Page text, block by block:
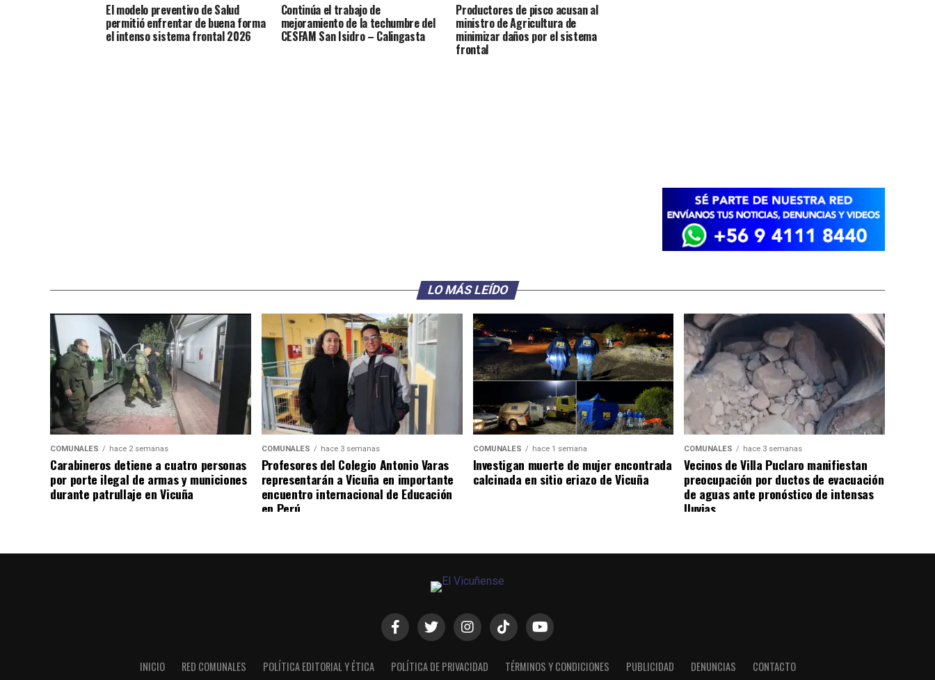
El modelo preventivo de Salud
permitió enfrentar de buena forma
el intenso sistema frontal 2026
Continúa el trabajo de
mejoramiento de la techumbre del
CESFAM San Isidro – Calingasta
Productores de pisco acusan al
ministro de Agricultura de
minimizar daños por el sistema
frontal
LO MÁS LEÍDO
COMUNALES hace 2 semanas
Carabineros detiene a cuatro personas
por porte ilegal de armas y municiones
durante patrullaje en Vicuña
COMUNALES hace 3 semanas
Profesores del Colegio Antonio Varas
representarán a Vicuña en importante
encuentro internacional de Educación
en Perú
COMUNALES hace 1 semana
Investigan muerte de mujer encontrada
calcinada en sitio eriazo de Vicuña
COMUNALES hace 3 semanas
Vecinos de Villa Puclaro manifiestan
preocupación por ductos de evacuación
de aguas ante pronóstico de intensas
lluvias
INICIO RED COMUNALES POLÍTICA EDITORIAL Y ÉTICA POLÍTICA DE PRIVACIDAD TÉRMINOS Y CONDICIONES PUBLICIDAD DENUNCIAS CONTACTO